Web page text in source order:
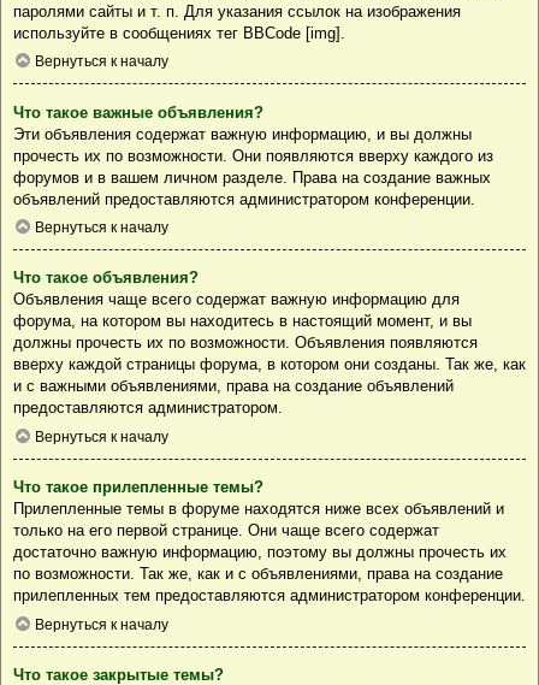
паролями сайты и т. п. Для указания ссылок на изображения
используйте в сообщениях тег BBCode [img].
Вернуться к началу
Что такое важные объявления?
Эти объявления содержат важную информацию, и вы должны
прочесть их по возможности. Они появляются вверху каждого из
форумов и в вашем личном разделе. Права на создание важных
объявлений предоставляются администратором конференции.
Вернуться к началу
Что такое объявления?
Объявления чаще всего содержат важную информацию для
форума, на котором вы находитесь в настоящий момент, и вы
должны прочесть их по возможности. Объявления появляются
вверху каждой страницы форума, в котором они созданы. Так же, как
и с важными объявлениями, права на создание объявлений
предоставляются администратором.
Вернуться к началу
Что такое прилепленные темы?
Прилепленные темы в форуме находятся ниже всех объявлений и
только на его первой странице. Они чаще всего содержат
достаточно важную информацию, поэтому вы должны прочесть их
по возможности. Так же, как и с объявлениями, права на создание
прилепленных тем предоставляются администратором конференции.
Вернуться к началу
Что такое закрытые темы?